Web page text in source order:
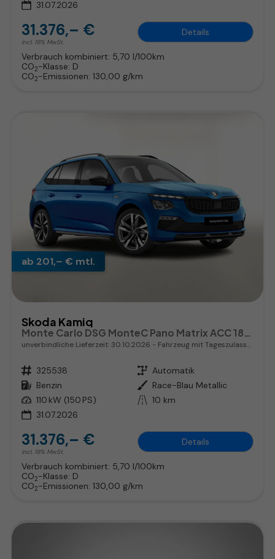
31.07.2026
31.376,– €
incl. 19% MwSt.
Details
Verbrauch kombiniert: 5,70 l/100km
CO2-Klasse: D
CO2-Emissionen: 130,00 g/km
ab 201,– € mtl.
Skoda Kamiq
Monte Carlo DSG MonteC Pano Matrix ACC 18Z el.Heck SHZ
unverbindliche Lieferzeit:30.10.2026 Fahrzeug mit Tageszulassung
Fahrzeugnr. 325538 Getriebe Automatik
Kraftstoff Benzin Außenfarbe Race-Blau Metallic
Leistung 110 kW (150 PS) Kilometerstand 10 km
31.07.2026
31.376,– €
incl. 19% MwSt.
Details
Verbrauch kombiniert: 5,70 l/100km
CO2-Klasse: D
CO2-Emissionen: 130,00 g/km